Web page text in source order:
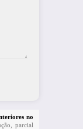
no
parcial